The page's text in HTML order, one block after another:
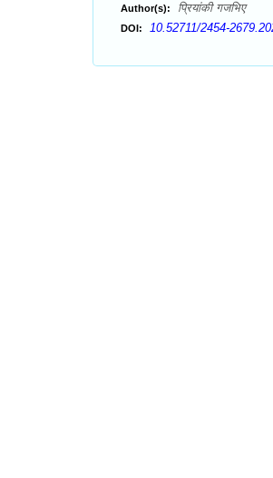
Author(s): प्रियांकी गजभिए
DOI: 10.52711/2454-